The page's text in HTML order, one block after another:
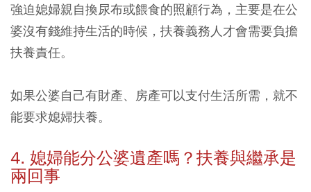
強迫媳婦親自換尿布或餵食的照顧行為，主要是在公
婆沒有錢維持生活的時候，扶養義務人才會需要負擔
扶養責任。
如果公婆自己有財產、房產可以支付生活所需，就不
能要求媳婦扶養。
4. 媳婦能分公婆遺產嗎？扶養與繼承是
兩回事